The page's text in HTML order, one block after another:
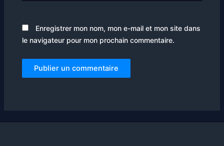
Enregistrer mon nom, mon e-mail et mon site dans
le navigateur pour mon prochain commentaire.